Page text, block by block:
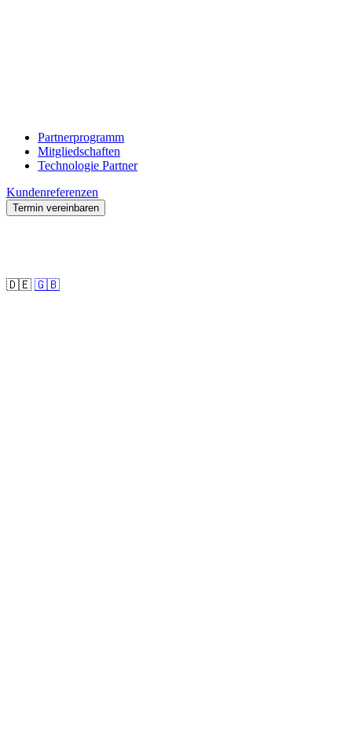
Partnerprogramm
Mitgliedschaften
Technologie Partner
Kundenreferenzen
Termin vereinbaren
🇩🇪 🇬🇧